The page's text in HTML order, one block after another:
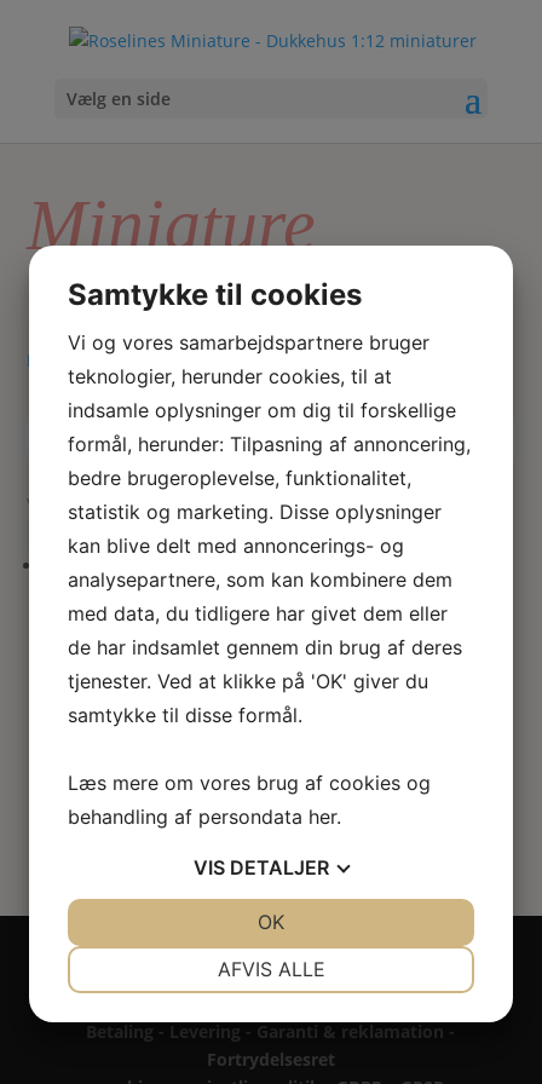
Vælg en side
Miniature
kaffestel
Hjem / Varer tagged “Miniature kaffestel”
Skriv
hvad
her
Søg
Viser 1 resultat
Rokoko porcelæns kaffestel på
bakke
180.00kr.
Copyright 2024 - All rights reserved RoseLines
Miniature ® på design, brandnavn, logo, tekst og
Betaling - Levering - Garanti & reklamation -
Fortrydelsesret
Samtykke til cookies
Vi og vores samarbejdspartnere bruger
teknologier, herunder cookies, til at
indsamle oplysninger om dig til forskellige
formål, herunder: Tilpasning af annoncering,
bedre brugeroplevelse, funktionalitet,
statistik og marketing. Disse oplysninger
kan blive delt med annoncerings- og
analysepartnere, som kan kombinere dem
med data, du tidligere har givet dem eller
de har indsamlet gennem din brug af deres
tjenester. Ved at klikke på 'OK' giver du
samtykke til disse formål.
Læs mere om vores brug af cookies og
behandling af persondata her.
VIS DETALJER
MARKETING STATISTIK
AFVIS ALLE
OK